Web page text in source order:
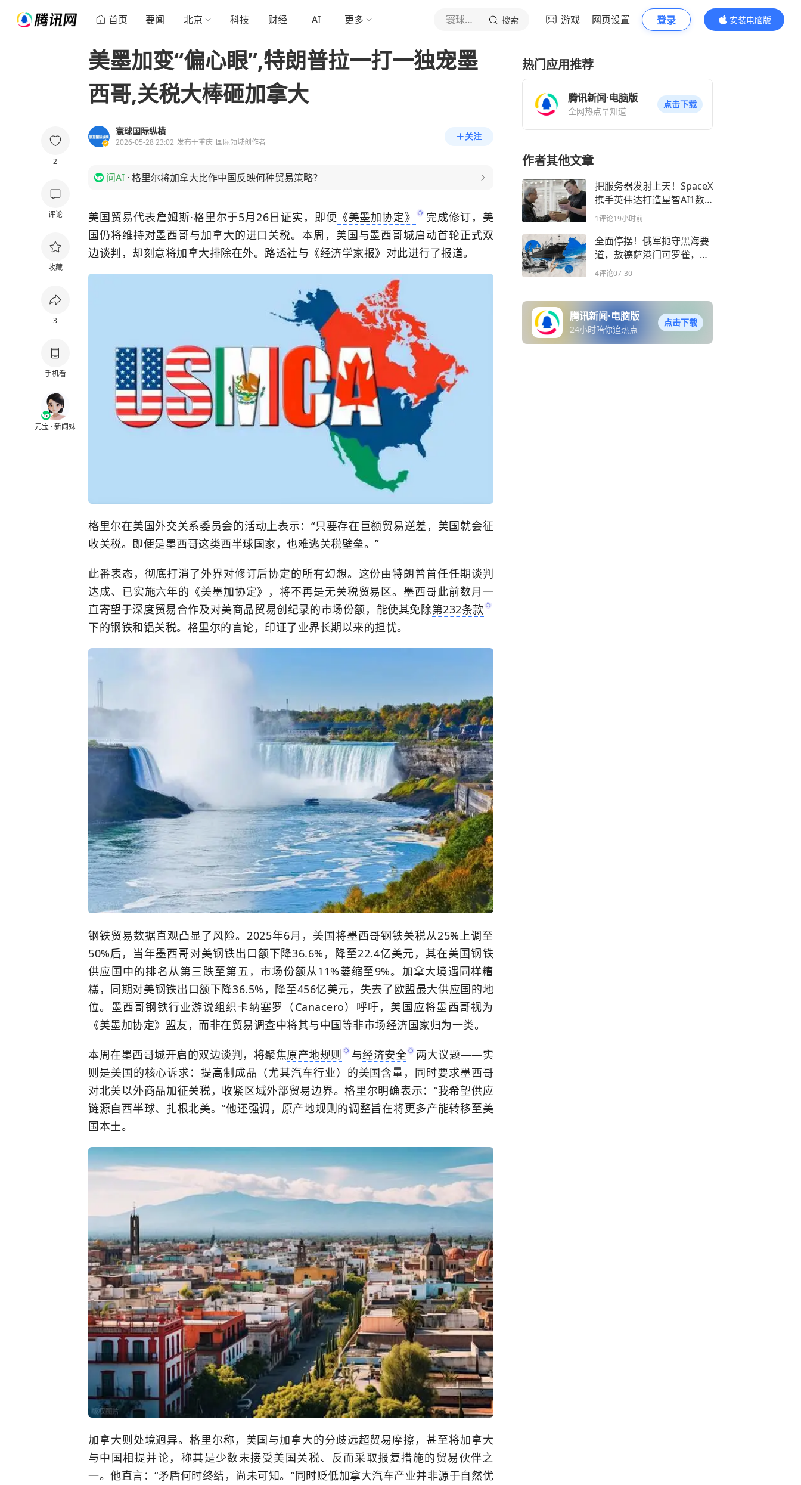
首页 要闻 北京 科技 财经 AI 更多 寰球国际纵横 搜索 游戏 网页设置 登录
安装电脑版
内容更精彩
2
评论
收藏
3
手机看
元宝 · 新闻妹
美墨加变“偏心眼”,特朗普拉一打一独宠墨
西哥,关税大棒砸加拿大
寰球国际纵横
2026-05-28 23:02 发布于重庆 国际领域创作者
关注
问AI · 格里尔将加拿大比作中国反映何种贸易策略？
美国贸易代表詹姆斯·格里尔于5月26日证实，即便 《美墨加协定》
完成修订，美
国仍将维持对墨西哥与加拿大的进口关税。本周，美国与墨西哥城启动首轮正式双
边谈判，却刻意将加拿大排除在外。路透社与《经济学家报》对此进行了报道。
格里尔在美国外交关系委员会的活动上表示：“只要存在巨额贸易逆差 ，美国就会征
收关税。即便是墨西哥这类西半球国家，也难逃关税壁垒。”
此番表态，彻底打消了外界对修订后协定的所有幻想。这份由特朗普首任任期谈判
达成、已实施六年的《美墨加协定》，将不再是无关税贸易区。墨西哥此前数月一
直寄望于深度贸易合作及对美商品贸易创纪录的市场份额，能使其免除第232条款
下的钢铁和铝关税。格里尔的言论，印证了业界长期以来的担忧。
钢铁贸易数据直观凸显了风险。2025年6月，美国将墨西哥钢铁关税从25%上调至
50%后，当年墨西哥对美钢铁出口额下降36.6%，降至22.4亿美元，其在美国钢铁
供应国中的排名从第三跌至第五，市场份额从11%萎缩至9%。加拿大境遇同样糟
糕，同期对美钢铁出口额下降36.5%，降至456亿美元，失去了欧盟最大供应国的地
位。墨西哥钢铁行业游说组织卡纳塞罗（Canacero）呼吁，美国应将墨西哥视为
《美墨加协定》盟友，而非在贸易调查中将其与中国等非市场经济国家归为一类。
本周在墨西哥城开启的双边谈判，将聚焦原产地规则 与经济安全
两大议题——实
则是美国的核心诉求：提高制成品（尤其汽车行业）的美国含量，同时要求墨西哥
对北美以外商品加征关税，收紧区域外部贸易边界。格里尔明确表示：“我希望供应
链源自西半球、扎根北美。”他还强调，原产地规则的调整旨在将更多产能转移至美
国本土。
加拿大则处境迥异。格里尔称，美国与加拿大的分歧远超贸易摩擦，甚至将加拿大
与中国相提并论，称其是少数未接受美国关税、反而采取报复措施的贸易伙伴之
一。他直言：“矛盾何时终结，尚未可知。”同时贬低加拿大汽车产业并非源于自然优
热门应用推荐
腾讯新闻·电脑版
全网热点早知道
点击下载
作者其他文章
把服务器发射上天！SpaceX
携手英伟达打造星智AI1数
据中心卫星
1评论19小时前
全面停摆！俄军扼守黑海要
道，敖德萨港门可罗雀，乌
外贸难以持续
4评论07-30
腾讯新闻·电脑版
24小时陪你追热点
点击下载